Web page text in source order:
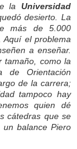
la Universidad
desierto. La
más de 5.000
el problema
a enseñar.
tamaño, como la
de Orientación
de la carrera;
tampoco hay
quien dé
cátedras que se
balance Piero